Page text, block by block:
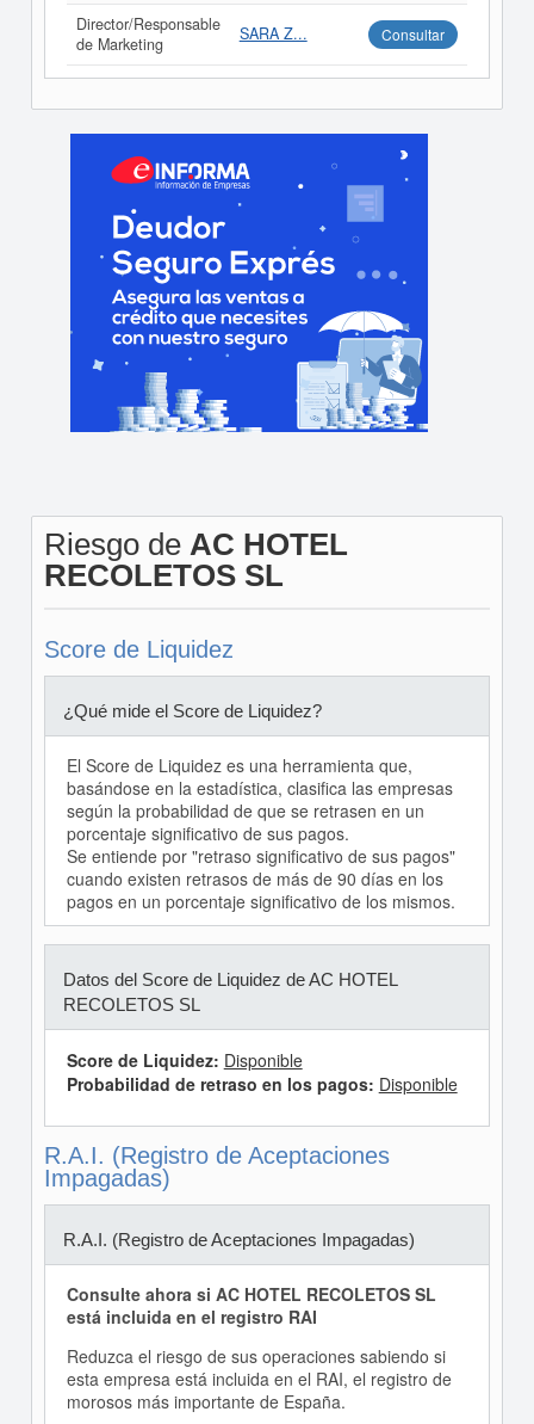
Director/Responsable
de Marketing
SARA Z... Consultar
Riesgo de AC HOTEL
RECOLETOS SL
Score de Liquidez
¿Qué mide el Score de Liquidez?
El Score de Liquidez es una herramienta que,
basándose en la estadística, clasifica las empresas
según la probabilidad de que se retrasen en un
porcentaje significativo de sus pagos.
Se entiende por "retraso significativo de sus pagos"
cuando existen retrasos de más de 90 días en los
pagos en un porcentaje significativo de los mismos.
Datos del Score de Liquidez de AC HOTEL
RECOLETOS SL
Score de Liquidez: Disponible
Probabilidad de retraso en los pagos: Disponible
R.A.I. (Registro de Aceptaciones
Impagadas)
R.A.I. (Registro de Aceptaciones Impagadas)
Consulte ahora si AC HOTEL RECOLETOS SL
está incluida en el registro RAI
Reduzca el riesgo de sus operaciones sabiendo si
esta empresa está incluida en el RAI, el registro de
morosos más importante de España.